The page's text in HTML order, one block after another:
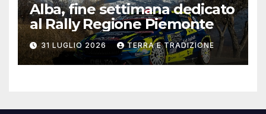
Alba, fine settimana dedicato
al Rally Regione Piemonte
31 LUGLIO 2026 TERRA E TRADIZIONE